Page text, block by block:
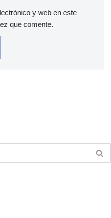
y web en este
que comente.